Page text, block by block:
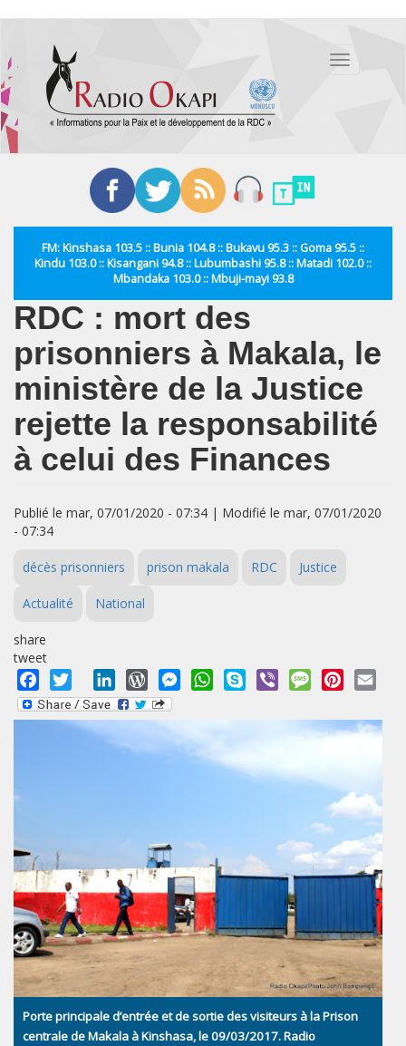
contenu
principal
Toggle
FM: Kinshasa 103.5 :: Bunia 104.8 :: Bukavu 95.3 :: Goma 95.5 ::
Kindu 103.0 :: Kisangani 94.8 :: Lubumbashi 95.8 :: Matadi 102.0 ::
Mbandaka 103.0 :: Mbuji-mayi 93.8
RDC : mort des
prisonniers à Makala, le
ministère de la Justice
rejette la responsabilité
à celui des Finances
Publié le mar, 07/01/2020 - 07:34 | Modifié le mar, 07/01/2020
- 07:34
décès prisonniers prison makala RDC Justice
Actualité National
share
tweet
Facebook
Twitter LinkedInWordPressMessengerWhatsApp
Skype Viber MessagePinterest
Porte principale d’entrée et de sortie des visiteurs à la Prison
centrale de Makala à Kinshasa, le 09/03/2017. Radio